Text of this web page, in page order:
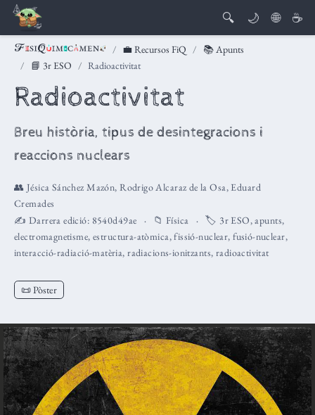
🔍 🌙 🌐 ☕
💼 Recursos FiQ
📚 Apunts
📘 3r ESO
Radioactivitat
Radioactivitat
Breu història, tipus de desintegracions i
reaccions nuclears
👥 Jésica Sánchez Mazón,Rodrigo Alcaraz de la Osa, Eduard
Cremades
✍️ Darrera edició: 8540d49ae 📁 Física 🏷️ 3r ESO,apunts,
electromagnetisme, estructura-atòmica,fissió-nuclear,fusió-nuclear,
interacció-radiació-matèria,radiacions-ionitzants, radioactivitat
📜 Pòster